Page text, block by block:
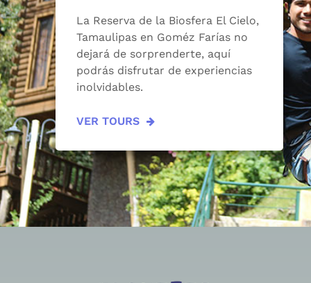
La Reserva de la Biosfera El Cielo,
Tamaulipas en Goméz Farías no
dejará de sorprenderte, aquí
podrás disfrutar de experiencias
inolvidables.
VER TOURS